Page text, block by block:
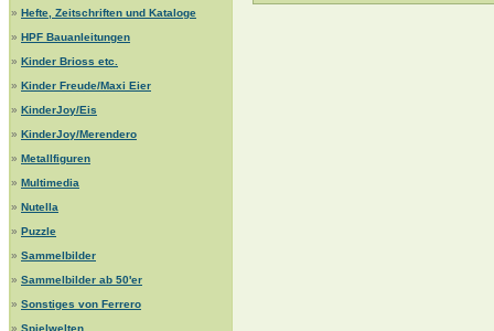
» Hefte, Zeitschriften und Kataloge
» HPF Bauanleitungen
» Kinder Brioss etc.
» Kinder Freude/Maxi Eier
» KinderJoy/Eis
» KinderJoy/Merendero
» Metallfiguren
» Multimedia
» Nutella
» Puzzle
» Sammelbilder
» Sammelbilder ab 50'er
» Sonstiges von Ferrero
» Spielwelten